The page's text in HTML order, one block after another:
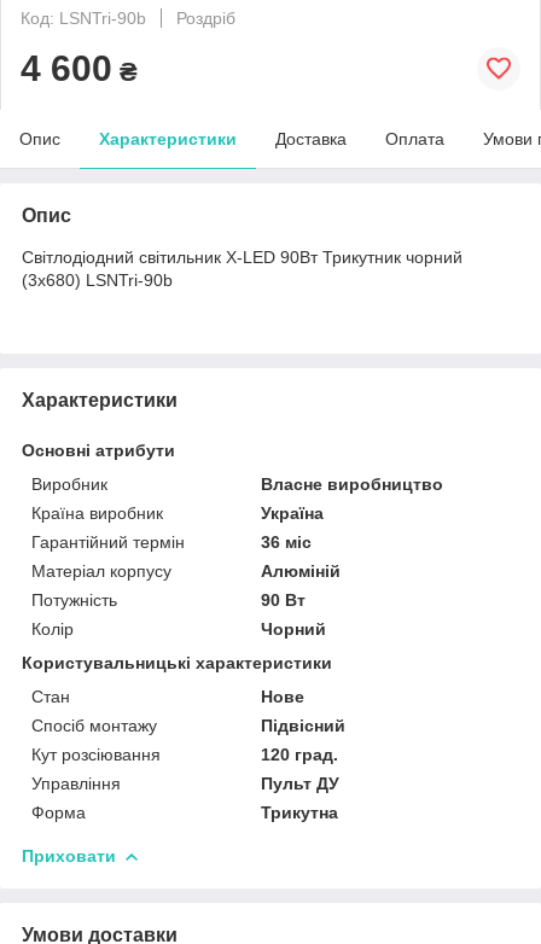
Код: LSNTri-90b
Роздріб
4 600 ₴
Опис Характеристики Доставка Оплата Умови
Опис
Світлодіодний світильник X-LED 90Вт Трикутник чорний
(3x680) LSNTri-90b
Характеристики
Основні атрибути
Виробник
Власне виробництво
Країна виробник
Україна
Гарантійний термін
36 міс
Матеріал корпусу
Алюміній
Потужність
90 Вт
Колір
Чорний
Користувальницькі характеристики
Стан
Нове
Спосіб монтажу
Підвісний
Кут розсіювання
120 град.
Управління
Пульт ДУ
Форма
Трикутна
Приховати
Умови доставки